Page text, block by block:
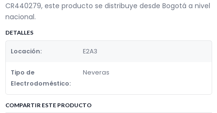
CR440279, este producto se distribuye desde Bogotá a nivel
nacional.
DETALLES
Locación: E2A3​
Tipo de
Electrodoméstico:
Neveras
COMPARTIR ESTE PRODUCTO